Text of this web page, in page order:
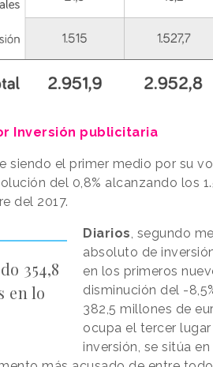
Inversión publicitaria
siendo el primer medio por su
del 0,8% alcanzando los
del 2017.
354,8
en lo
Diarios , segundo
absoluto de
en los primeros
disminución del -
382,5 millones de
ocupa el tercer
inversión, se sitúa